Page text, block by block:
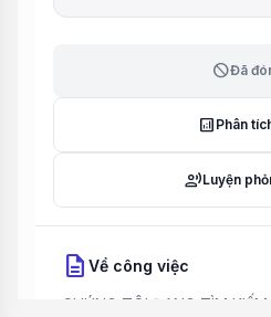
blockĐã
analytics Phân
record_voice_overLuyện
description Về công việc
CHÚNG TÔI ĐANG TÌM